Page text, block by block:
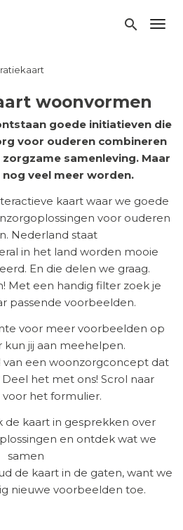
search
woonvormen
goede initiatieven die
voor ouderen combineren
samenleving. Maar
veel meer worden.
kaart waar we goede
voor ouderen
Nederland staat
in het land worden mooie
En die delen we graag.
Met een handig filter zoek je
passende voorbeelden.
voor meer voorbeelden op
kun jij aan meehelpen.
een woonzorgconcept dat
het met ons! Scrol naar
het formulier.
de kaart in gesprekken over
en ontdek wat we
samen
de kaart in de gaten, want we
nieuwe voorbeelden toe.